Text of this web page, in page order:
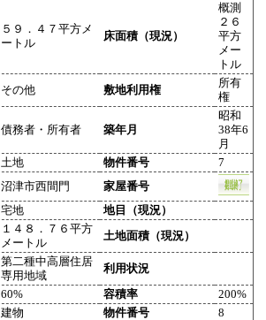
５９．４７平方メ
ートル
床面積（現況）
概測
２６
平方
メー
トル
その他 敷地利用権
所有
権
債務者・所有者 築年月
昭和
38年6
月
土地 物件番号
7
沼津市西間門
家屋番号
宅地 地目（現況）
１４８．７６平方
メートル
土地面積（現況）
第二種中高層住居
専用地域
利用状況
60% 容積率
200%
建物 物件番号
8